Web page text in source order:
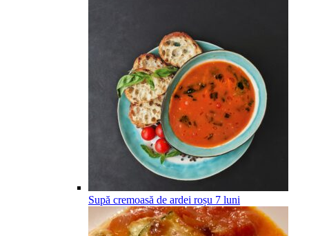
Supă cremoasă de ardei roșu 7 luni